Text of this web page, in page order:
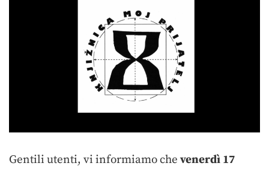
Gentili utenti, vi informiamo che venerdì 17